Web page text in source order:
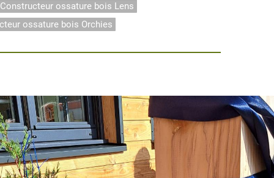
Constructeur ossature bois Lens
ossature bois Orchies